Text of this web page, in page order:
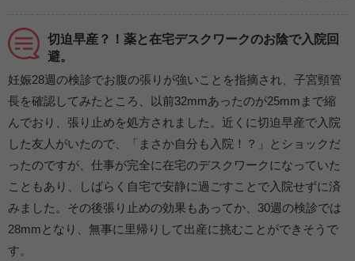
切迫早産？！薬と在宅デスクワークのお陰で入院回
避。
妊娠28週の検診でお腹の張りが強いことを指摘され、子宮頸管
長を確認してみたところ、以前32mmあったのが25mmまで縮
んでおり、張り止めを処方されました。近くに切迫早産で入院
した友人がいたので、「まさか自分も入院！？」とショックだ
ったのですが、仕事が完全に在宅のデスクワークになっていた
こともあり、しばらく自宅で安静に過ごすことで入院せずに済
みました。その後張り止めの効果もあってか、30週の検診では
28mmとなり、無事に里帰りして出産に挑むことができそうで
す。